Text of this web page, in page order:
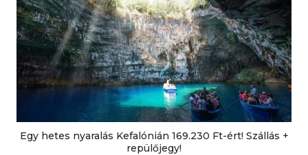
Egy hetes nyaralás Kefalónián 169.230 Ft-ért! Szállás +
repülőjegy!